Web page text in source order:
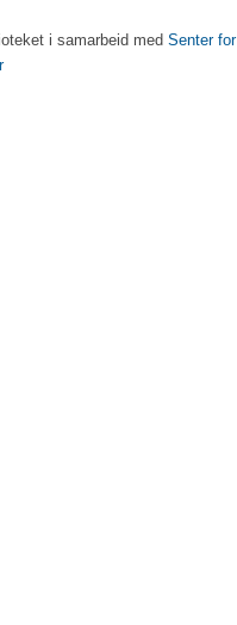
i samarbeid med Senter for